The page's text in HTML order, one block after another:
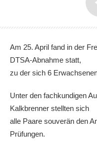
Am 25. April fand in der
DTSA-Abnahme statt,
zu der sich 6
Unter den fachkundigen
Kalkbrenner stellten sich
alle Paare souverän den
Prüfungen.